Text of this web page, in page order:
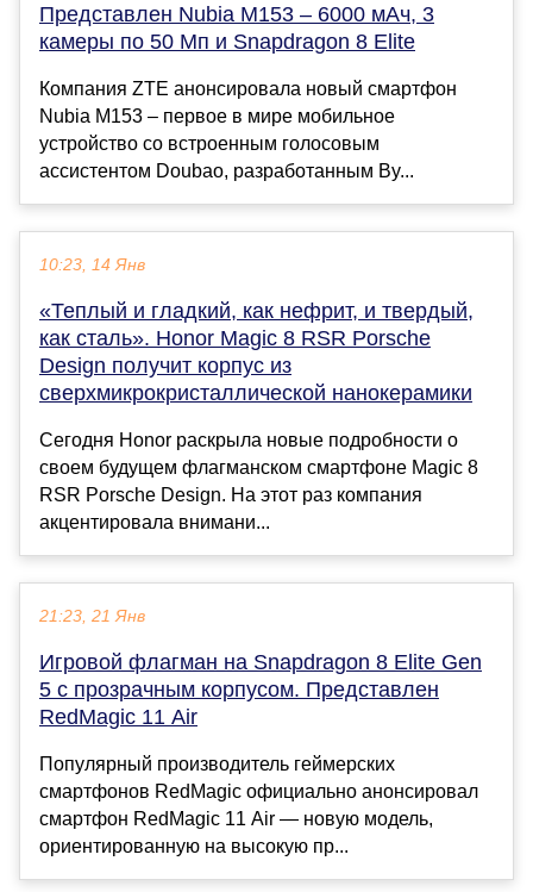
Представлен Nubia M153 – 6000 мАч, 3
камеры по 50 Мп и Snapdragon 8 Elite
Компания ZTE анонсировала новый смартфон
Nubia M153 – первое в мире мобильное
устройство со встроенным голосовым
ассистентом Doubao, разработанным By...
10:23, 14 Янв
«Теплый и гладкий, как нефрит, и твердый,
как сталь». Honor Magic 8 RSR Porsche
Design получит корпус из
сверхмикрокристаллической нанокерамики
Сегодня Honor раскрыла новые подробности о
своем будущем флагманском смартфоне Magic 8
RSR Porsche Design. На этот раз компания
акцентировала внимани...
21:23, 21 Янв
Игровой флагман на Snapdragon 8 Elite Gen
5 с прозрачным корпусом. Представлен
RedMagic 11 Air
Популярный производитель геймерских
смартфонов RedMagic официально анонсировал
смартфон RedMagic 11 Air — новую модель,
ориентированную на высокую пр...